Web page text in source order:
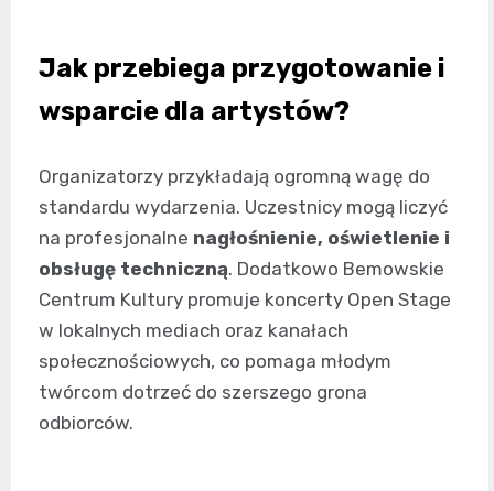
Jak przebiega przygotowanie i
wsparcie dla artystów?
Organizatorzy przykładają ogromną wagę do
standardu wydarzenia. Uczestnicy mogą liczyć
na profesjonalne nagłośnienie, oświetlenie i
obsługę techniczną. Dodatkowo Bemowskie
Centrum Kultury promuje koncerty Open Stage
w lokalnych mediach oraz kanałach
społecznościowych, co pomaga młodym
twórcom dotrzeć do szerszego grona
odbiorców.